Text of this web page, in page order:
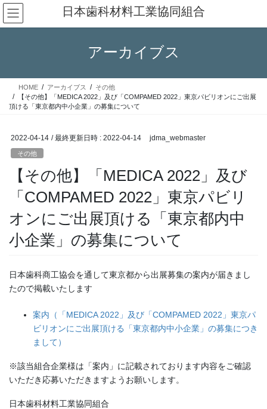
コ
ン
テ
ス
ナ
ビ
ゲ
ン
日本歯科材料工業協同組合
アーカイブス
HOME アーカイブス
その他
【その他】「MEDICA 2022」及び「COMPAMED 2022」東京パビリオンにご出展
頂ける「東京都内中小企業」の募集について
2022-04-14 / 最終更新日時 : 2022-04-14 jdma_webmaster
その他
【その他】「MEDICA 2022」及び
「COMPAMED 2022」東京パビリ
オンにご出展頂ける「東京都内中
小企業」の募集について
日本歯科商工協会を通して東京都から出展募集の案内が届きまし
たので掲載いたします
案内（「MEDICA 2022」及び「COMPAMED 2022」東京パ
ビリオンにご出展頂ける「東京都内中小企業」の募集につき
まして）
※該当組合企業様は「案内」に記載されております内容をご確認
いただき応募いただきますようお願いします。
日本歯科材料工業協同組合